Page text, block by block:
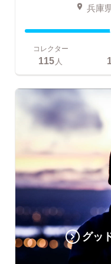
兵庫
コレクター
115 人
グッ